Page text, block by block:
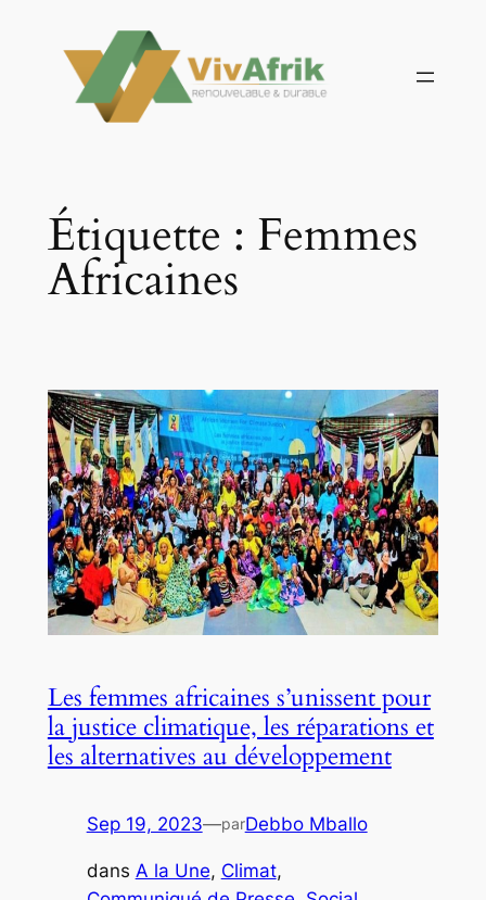
contenu
Étiquette : Femmes
Africaines
Les femmes africaines s’unissent pour
la justice climatique, les réparations et
les alternatives au développement
Sep 19, 2023—parDebbo Mballo
dans A la Une, Climat